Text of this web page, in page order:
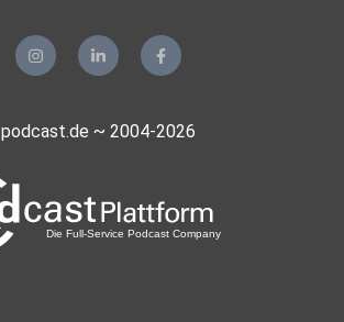
podcast.de ~ 2004-2026